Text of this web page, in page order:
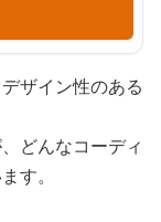
ザイン性のある
どんなコーディ
す。